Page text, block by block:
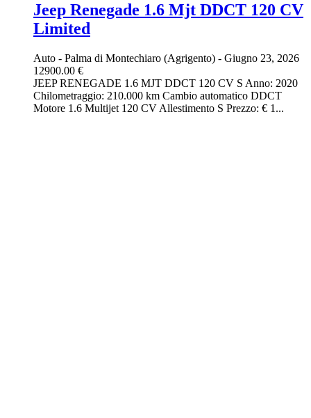
Jeep Renegade 1.6 Mjt DDCT 120 CV
Limited
Auto - Palma di Montechiaro (Agrigento) - Giugno 23, 2026
12900.00 €
JEEP RENEGADE 1.6 MJT DDCT 120 CV S Anno: 2020
Chilometraggio: 210.000 km Cambio automatico DDCT
Motore 1.6 Multijet 120 CV Allestimento S Prezzo: € 1...